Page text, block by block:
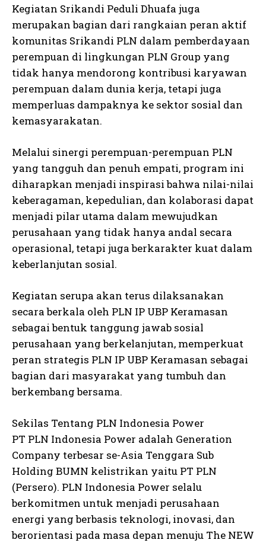
Kegiatan Srikandi Peduli Dhuafa juga
merupakan bagian dari rangkaian peran aktif
komunitas Srikandi PLN dalam pemberdayaan
perempuan di lingkungan PLN Group yang
tidak hanya mendorong kontribusi karyawan
perempuan dalam dunia kerja, tetapi juga
memperluas dampaknya ke sektor sosial dan
kemasyarakatan.
Melalui sinergi perempuan-perempuan PLN
yang tangguh dan penuh empati, program ini
diharapkan menjadi inspirasi bahwa nilai-nilai
keberagaman, kepedulian, dan kolaborasi dapat
menjadi pilar utama dalam mewujudkan
perusahaan yang tidak hanya andal secara
operasional, tetapi juga berkarakter kuat dalam
keberlanjutan sosial.
Kegiatan serupa akan terus dilaksanakan
secara berkala oleh PLN IP UBP Keramasan
sebagai bentuk tanggung jawab sosial
perusahaan yang berkelanjutan, memperkuat
peran strategis PLN IP UBP Keramasan sebagai
bagian dari masyarakat yang tumbuh dan
berkembang bersama.
Sekilas Tentang PLN Indonesia Power
PT PLN Indonesia Power adalah Generation
Company terbesar se-Asia Tenggara Sub
Holding BUMN kelistrikan yaitu PT PLN
(Persero). PLN Indonesia Power selalu
berkomitmen untuk menjadi perusahaan
energi yang berbasis teknologi, inovasi, dan
berorientasi pada masa depan menuju The NEW